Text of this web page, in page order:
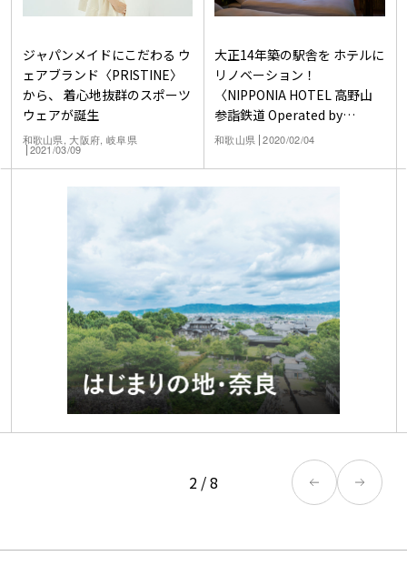
ジャパンメイドにこだわる ウ
ェアブランド〈PRISTINE〉
から、 着心地抜群のスポーツ
ウェアが誕生
和歌山県, 大阪府, 岐阜県
2021/03/09
大正14年築の駅舎を ホテルに
リノベーション！
〈NIPPONIA HOTEL 高野山
参詣鉄道 Operated by
KIRINJI〉 がオープン
和歌山県 2020/02/04
2 /8